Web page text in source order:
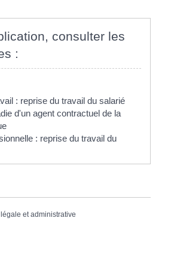
consulter les
:
: reprise du travail du salarié
d'un agent contractuel de la
: reprise du travail du
et administrative